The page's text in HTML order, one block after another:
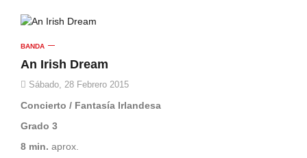
BANDA
An Irish Dream
Sábado, 28 Febrero 2015
Concierto / Fantasía Irlandesa
Grado 3
8 min. aprox.